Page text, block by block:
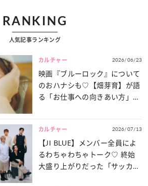
RANKING
人気記事ランキング
カルチャー 2026/06/23
映画『ブルーロック』について
のおハナシも♡【畑芽育】が語
る「お仕事への向きあい方」と
カルチャー 2026/07/13
【JI BLUE】メンバー全員によ
るわちゃわちゃトーク♡ 終始
大盛り上がりだった「サッカー